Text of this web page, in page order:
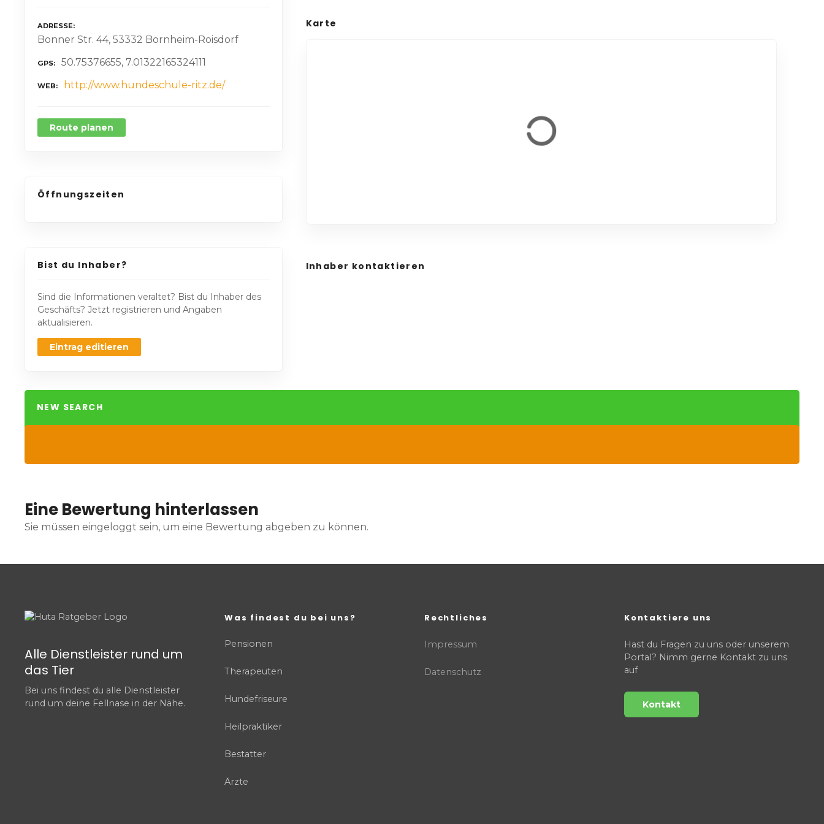
ADRESSE
Bonner Str. 44, 53332 Bornheim-Roisdorf
GPS 50.75376655, 7.01322165324111
WEB http://www.hundeschule-ritz.de/
Route planen
Öffnungszeiten
Bist du Inhaber?
Sind die Informationen veraltet? Bist du Inhaber des
Geschäfts? Jetzt registrieren und Angaben
aktualisieren.
Eintrag editieren
Karte
Inhaber kontaktieren
NEW SEARCH
Eine Bewertung hinterlassen
Sie müssen eingeloggt sein, um eine Bewertung abgeben zu können.
Alle Dienstleister rund um
das Tier
Bei uns findest du alle Dienstleister
rund um deine Fellnase in der Nähe.
Was findest du bei uns?
Pensionen
Therapeuten
Hundefriseure
Heilpraktiker
Bestatter
Ärzte
Rechtliches
Impressum
Datenschutz
Kontaktiere uns
Hast du Fragen zu uns oder unserem
Portal? Nimm gerne Kontakt zu uns
auf
Kontakt